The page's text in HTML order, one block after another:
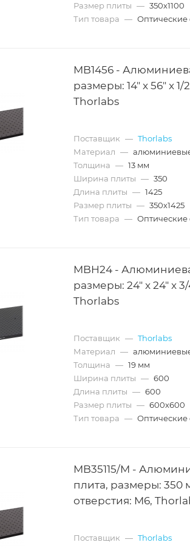
Размер плиты — 350х1100
Тип товара — Оптические
MB1456 -
размеры: 14" x 56" x 1/
Thorlabs
Поставщик — Thorlabs
Материал —
Толщина — 13 мм
Ширина плиты — 350
Длина плиты — 1425
Размер плиты — 350х1425
Тип товара — Оптические
MBH24 -
размеры: 24" x 24" x 3/
Thorlabs
Поставщик — Thorlabs
Материал —
Толщина — 19 мм
Ширина плиты — 600
Длина плиты — 600
Размер плиты — 600х600
Тип товара — Оптические
MB35115/M -
плита, размеры: 350
отверстия: M6,
Поставщик — Thorlabs